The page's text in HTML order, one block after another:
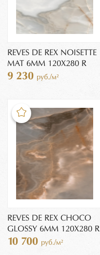
REVES DE REX NOISETTE
MAT 6MM 120X280 R
9 230 руб./м²
REVES DE REX CHOCO
GLOSSY 6MM 120X280 R
10 700 руб./м²